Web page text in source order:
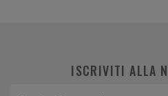
ISCRIVITI ALLA